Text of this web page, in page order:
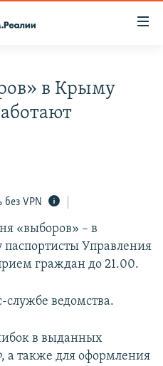
СОПРОТИВЛЕНИЯ
в Крыму
без VPN
«выборов» – в
Управления
граждан до 21.00.
службе ведомства.
в выданных
а также для оформления